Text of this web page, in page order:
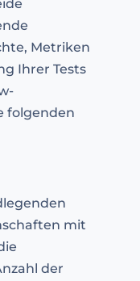
Metriken
Ihrer Tests
folgenden
mit
der